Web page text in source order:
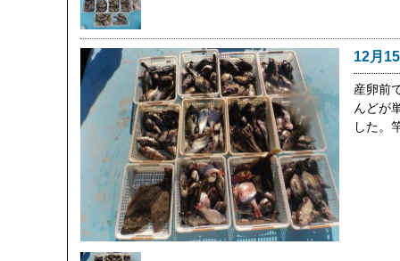
12月
産卵前
んどが
した。